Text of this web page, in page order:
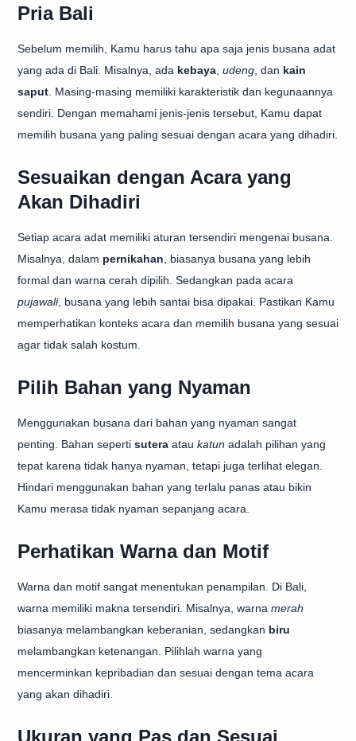
Pria Bali
Sebelum memilih, Kamu harus tahu apa saja jenis busana adat
yang ada di Bali. Misalnya, ada kebaya udeng , dan kain
saput . Masing-masing memiliki karakteristik dan kegunaannya
sendiri. Dengan memahami jenis-jenis tersebut, Kamu dapat
memilih busana yang paling sesuai dengan acara yang dihadiri.
Sesuaikan dengan Acara yang
Akan Dihadiri
Setiap acara adat memiliki aturan tersendiri mengenai busana.
Misalnya, dalam pernikahan , biasanya busana yang lebih
formal dan warna cerah dipilih. Sedangkan pada acara
pujawali, busana yang lebih santai bisa dipakai. Pastikan Kamu
memperhatikan konteks acara dan memilih busana yang sesuai
agar tidak salah kostum.
Pilih Bahan yang Nyaman
Menggunakan busana dari bahan yang nyaman sangat
penting. Bahan seperti sutera atau katun adalah pilihan yang
tepat karena tidak hanya nyaman, tetapi juga terlihat elegan.
Hindari menggunakan bahan yang terlalu panas atau bikin
Kamu merasa tidak nyaman sepanjang acara.
Perhatikan Warna dan Motif
Warna dan motif sangat menentukan penampilan. Di Bali,
warna memiliki makna tersendiri. Misalnya, warna merah
biasanya melambangkan keberanian, sedangkan biru
melambangkan ketenangan. Pilihlah warna yang
mencerminkan kepribadian dan sesuai dengan tema acara
yang akan dihadiri.
Ukuran yang Pas dan Sesuai